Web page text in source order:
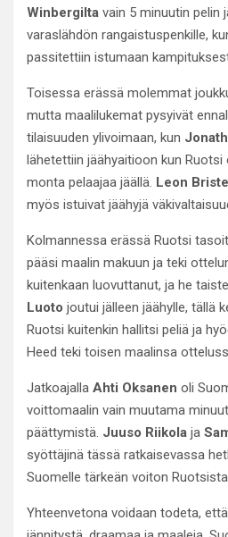
Winbergilta vain 5 minuutin pelin
varaslähdön rangaistuspenkille,
passitettiin istumaan
Toisessa erässä molemmat
mutta maalilukemat pysyivät
tilaisuuden ylivoimaan, kun
lähetettiin jäähyaitioon kun Ruotsi
monta pelaajaa jäällä. Leon
myös istuivat jäähyjä
Kolmannessa erässä Ruotsi
pääsi maalin makuun ja teki
kuitenkaan luovuttanut, ja he
Luoto joutui jälleen jäähylle, tällä
Ruotsi kuitenkin hallitsi peliä ja
Heed teki toisen maalinsa
Jatkoajalla Ahti Oksanen oli
voittomaalin vain muutama
päättymistä. Juuso Riikola ja
syöttäjinä tässä ratkaisevassa
Suomelle tärkeän voiton
Yhteenvetona voidaan todeta,